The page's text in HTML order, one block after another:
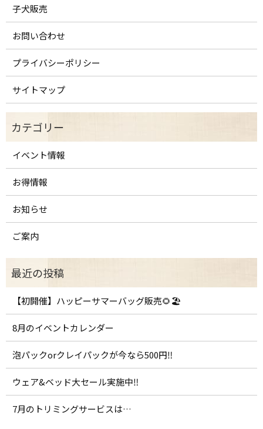
子犬販売
お問い合わせ
プライバシーポリシー
サイトマップ
イベント情報
お得情報
お知らせ
ご案内
【初開催】ハッピーサマーバッグ販売🌻🏖️
8月のイベントカレンダー
泡パックorクレイパックが今なら500円‼️
ウェア&ベッド大セール実施中‼️
7月のトリミングサービスは…